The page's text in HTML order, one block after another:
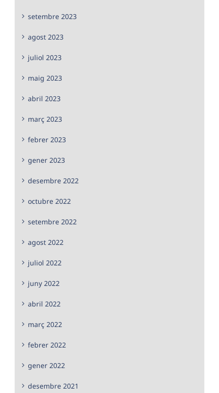
setembre 2023
agost 2023
juliol 2023
maig 2023
abril 2023
març 2023
febrer 2023
gener 2023
desembre 2022
octubre 2022
setembre 2022
agost 2022
juliol 2022
juny 2022
abril 2022
març 2022
febrer 2022
gener 2022
desembre 2021